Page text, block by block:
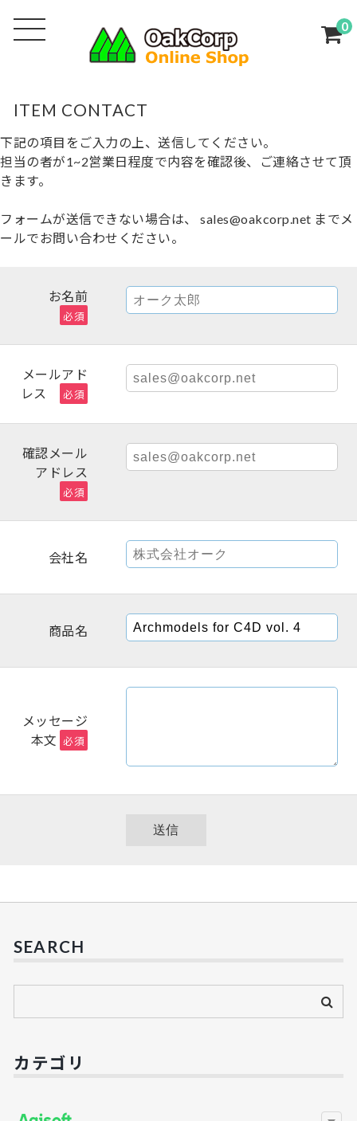
0
ITEM CONTACT
下記の項目をご入力の上、送信してください。
担当の者が1~2営業日程度で内容を確認後、ご連絡させて頂
きます。
フォームが送信できない場合は、 sales@oakcorp.net までメ
ールでお問い合わせください。
お名前
必須
メールアド
レス
必須
確認メール
アドレス
必須
会社名
商品名
メッセージ
本文 必須
SEARCH
カテゴリ